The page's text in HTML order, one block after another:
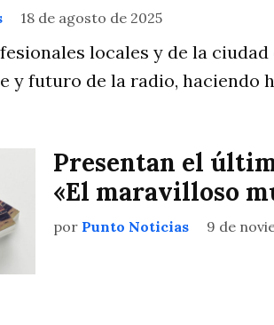
18 de agosto de 2025
locales y de la
y futuro de la radio, haciendo
Presentan el
«El maravilloso
por Punto Noticias 9 de